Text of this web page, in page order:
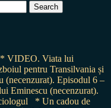
* VIDEO. Viata lui
pentru Transilvania și
Episodul 6 –
Eminescu (necenzurat).
* Un cadou de